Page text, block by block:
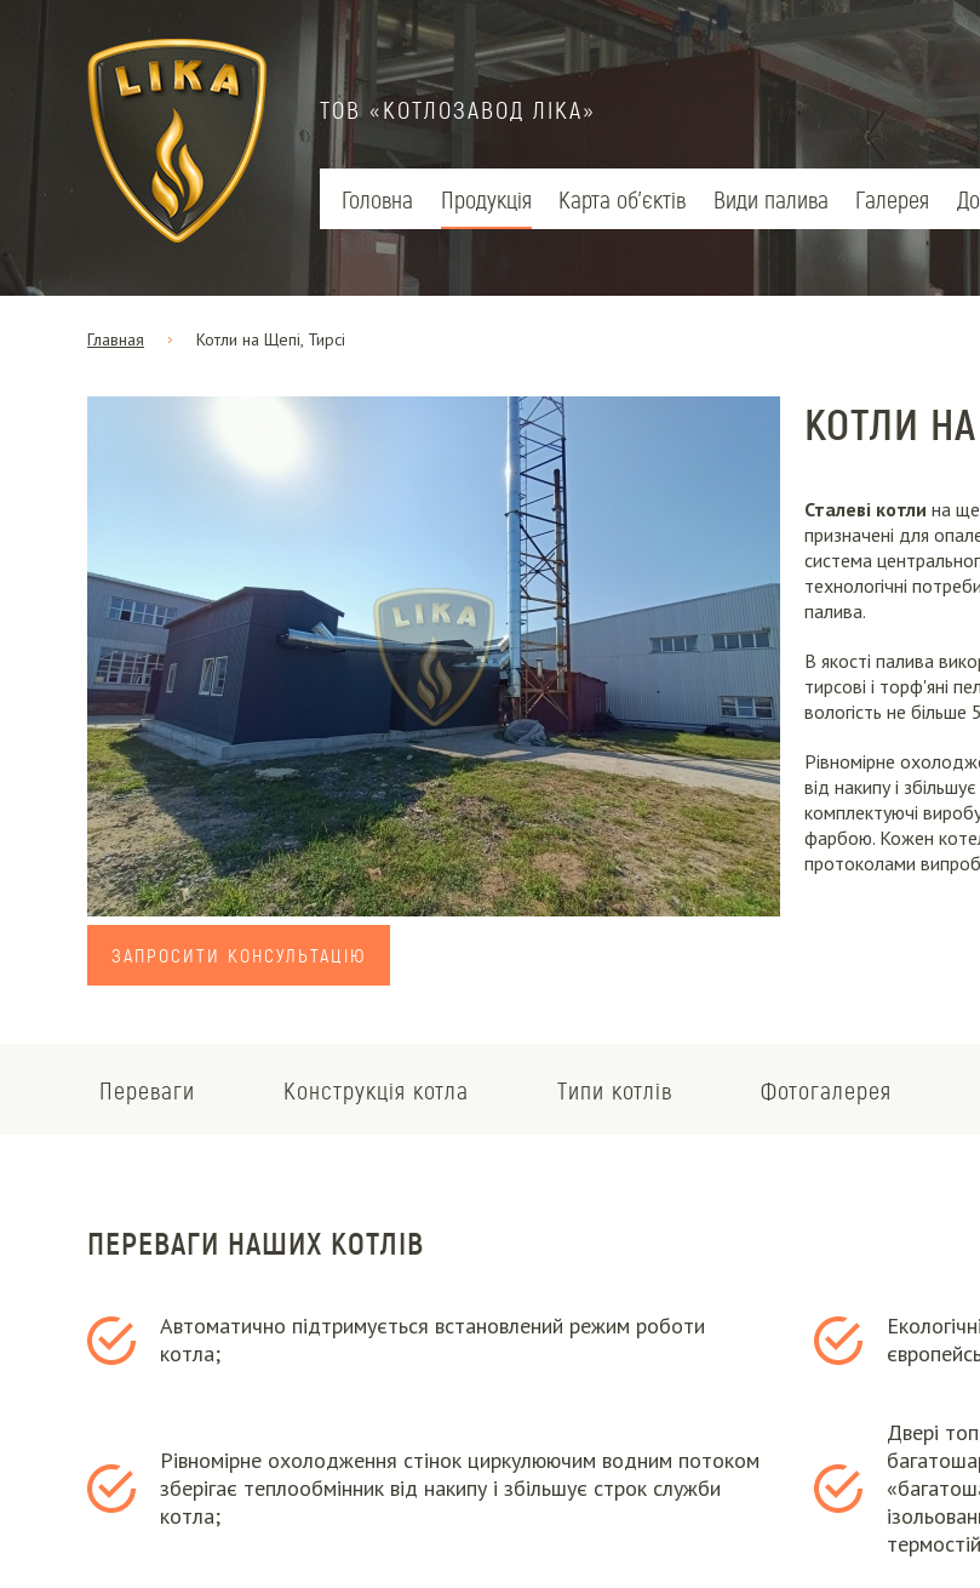
ТОВ «КОТЛОЗАВОД ЛІКА»
Головна Продукція Карта об'єктів Види палива Галерея
Главная Котли на Щепі, Тирсі
КОТЛИ
Сталеві котли на
призначені для
система
технологічні
палива.
В якості палива
тирсові і торф'яні
вологість не більше
Рівномірне
від накипу і
комплектуючі
фарбою. Кожен
протоколами
ЗАПРОСИТИ КОНСУЛЬТАЦІЮ
Переваги Конструкція котла Типи котлів Фотогалерея
ПЕРЕВАГИ НАШИХ КОТЛІВ
Автоматично підтримується встановлений режим роботи
котла;
Рівномірне охолодження стінок циркулюючим водним потоком
зберігає теплообмінник від накипу і збільшує строк служби
котла;
Двері